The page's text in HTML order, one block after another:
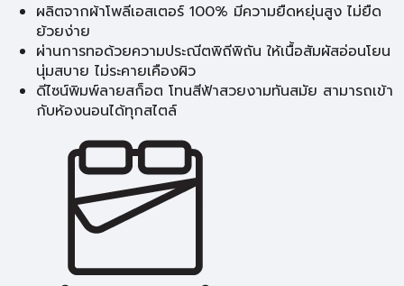
ผลิตจากผ้าโพลีเอสเตอร์ 100% มีความยืดหยุ่นสูง ไม่ยืด
ย้วยง่าย
ผ่านการทอด้วยความประณีตพิถีพิถัน ให้เนื้อสัมผัสอ่อนโยน
นุ่มสบาย ไม่ระคายเคืองผิว
ดีไซน์พิมพ์ลายสก็อต โทนสีฟ้าสวยงามทันสมัย สามารถเข้า
กับห้องนอนได้ทุกสไตล์